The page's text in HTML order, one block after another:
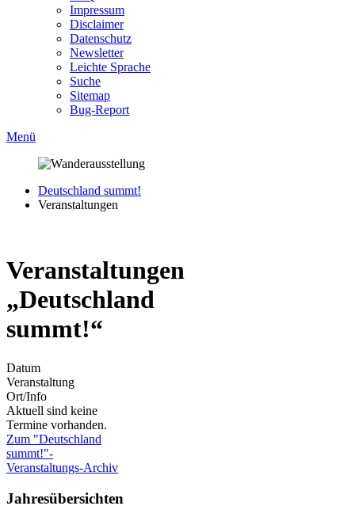
Impressum
Disclaimer
Datenschutz
Newsletter
Leichte Sprache
Suche
Sitemap
Bug-Report
Menü
Deutschland summt!
Veranstaltungen
Veranstaltungen
„Deutschland
summt!“
Datum
Veranstaltung
Ort/Info
Aktuell sind keine
Termine vorhanden.
Zum "Deutschland
summt!"-
Veranstaltungs-Archiv
Jahresübersichten